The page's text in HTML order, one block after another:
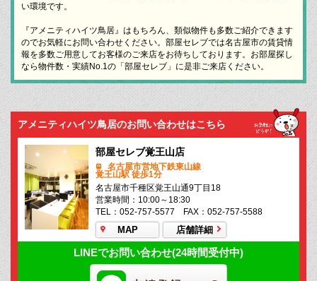
い環境です。
『アメニティハイツ鳥居』はもちろん、類似物件も多数ご紹介できます
のでお気軽にお問い合わせください。部屋セレブでは名古屋市の賃貸情
報を多数ご用意してお客様のご来店をお待ちしております。お部屋探し
なら物件数・実績No.1の「部屋セレブ」に是非ご来店ください。
アメニティハイツ鳥居のお問い合わせはこちら
部屋セレブ覚王山店
名古屋市営地下鉄東山線
覚王山駅 徒歩1分
名古屋市千種区覚王山通9丁目18
営業時間：10:00～18:30
TEL：052-757-5577 FAX：052-757-5588
MAP 店舗詳細
LINEでお問い合わせ(24時間受付中)